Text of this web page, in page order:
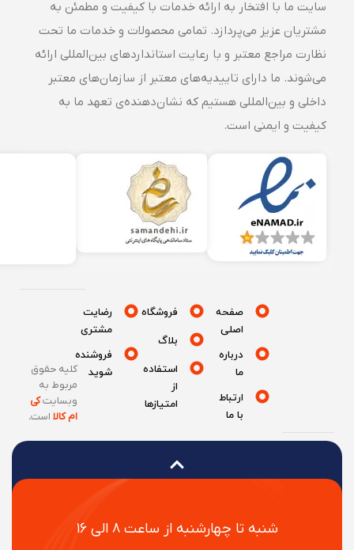
سایت ما با افتخار به ارائه خدمات با کیفیت و مطمئن به
مشتریان عزیز می‌پردازد. تمامی محصولات و خدمات ما تحت
نظارت مراجع معتبر و با رعایت استانداردهای بین‌المللی ارائه
می‌شوند. ما دارای تاییدیه‌های معتبر از سازمان‌های معتبر
داخلی و بین‌المللی هستیم که نشان‌دهنده‌ی تعهد ما به
کیفیت و ایمنی است.
شنبه تا چهارشنبه از ساعت ۸ الی ۱۶
صفحه
درباره
ارتباط
فروشگاه
بلاگ
استفاده
امتیازها
رضایت
مشتری
فروشنده
شوید
کلیه حقوق
مربوط به
وبسایتکی
ام کالااست.